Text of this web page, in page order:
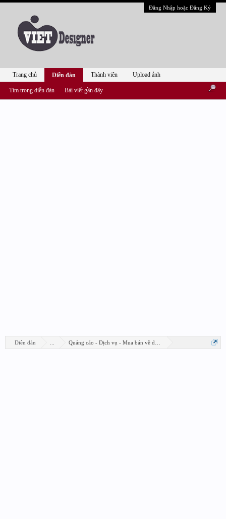
Đăng Nhập hoặc Đăng Ký
Diễn đàn Quảng cáo - Dịch vụ - Mua bán về design
Trang chủ Diễn đàn
Tìm trong diễn đàn Bài viết gần đây
Thành viên Upload ảnh